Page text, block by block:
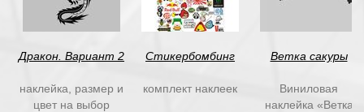
Дракон. Вариант 2
наклейка, размер и
цвет на выбор
Стикербомбинг
комплект наклеек
Ветка сакуры
Виниловая
наклейка «Ветка